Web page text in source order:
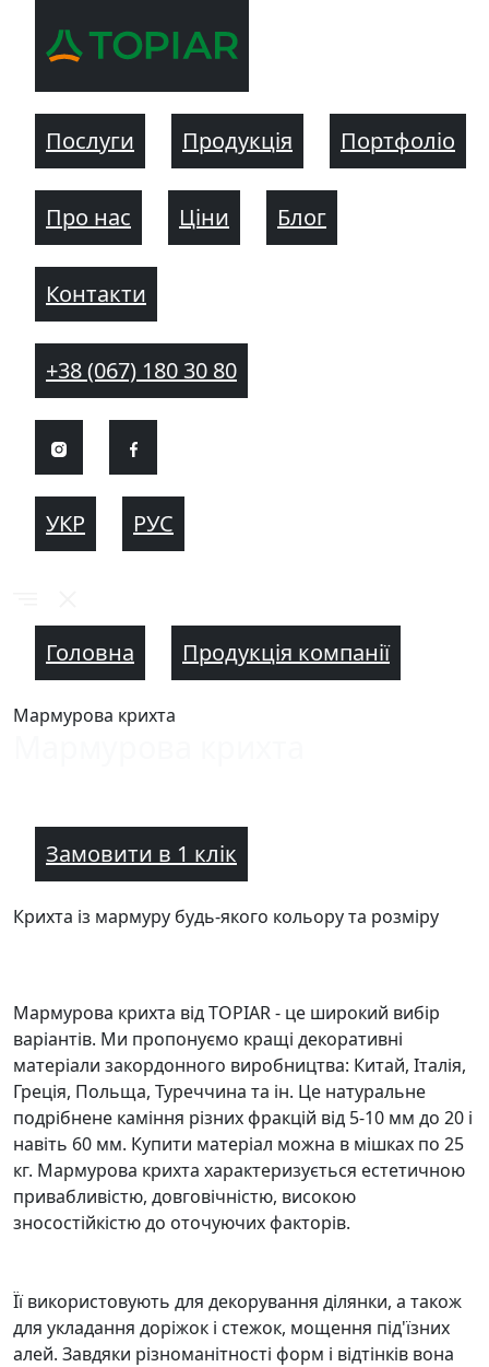
Послуги Продукція Портфоліо
Про нас Ціни Блог
Контакти
+38 (067) 180 30 80
УКР РУС
Головна Продукція компанії
Мармурова крихта
Замовити в 1 клік
Крихта із мармуру будь-якого кольору та розміру
Мармурова крихта від TOPIAR - це широкий вибір
варіантів. Ми пропонуємо кращі декоративні
матеріали закордонного виробництва: Китай, Італія,
Греція, Польща, Туреччина та ін. Це натуральне
подрібнене каміння різних фракцій від 5-10 мм до 20 і
навіть 60 мм. Купити матеріал можна в мішках по 25
кг. Мармурова крихта характеризується естетичною
привабливістю, довговічністю, високою
зносостійкістю до оточуючих факторів.
Її використовують для декорування ділянки, а також
для укладання доріжок і стежок, мощення під'їзних
алей. Завдяки різноманітності форм і відтінків вона